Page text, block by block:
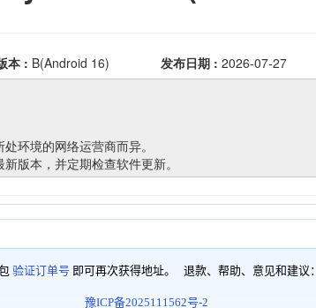
验证订单号 即可再次获得地址。 退款、帮助、意见和建议：
豫ICP备2025111562号-2